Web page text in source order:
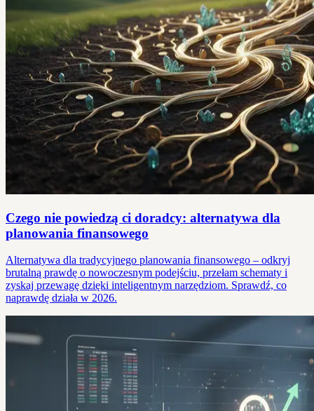
Czego nie powiedzą ci doradcy: alternatywa dla
planowania finansowego
Alternatywa dla tradycyjnego planowania finansowego – odkryj
brutalną prawdę o nowoczesnym podejściu, przełam schematy i
zyskaj przewagę dzięki inteligentnym narzędziom. Sprawdź, co
naprawdę działa w 2026.